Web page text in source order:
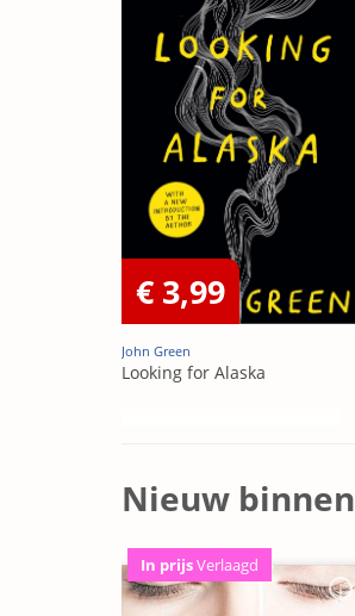
€ 3,99
John Green
Looking for Alaska
Nieuw binnen
In prijsVerlaagd